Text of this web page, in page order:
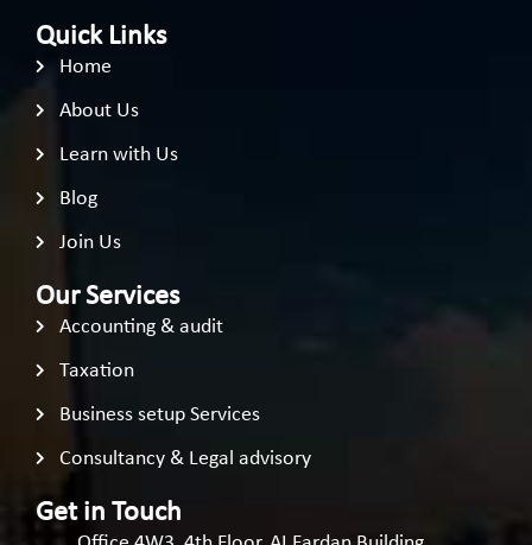
Quick Links
Home
About Us
Learn with Us
Blog
Join Us
Our Services
Accounting & audit
Taxation
Business setup Services
Consultancy & Legal advisory
Get in Touch